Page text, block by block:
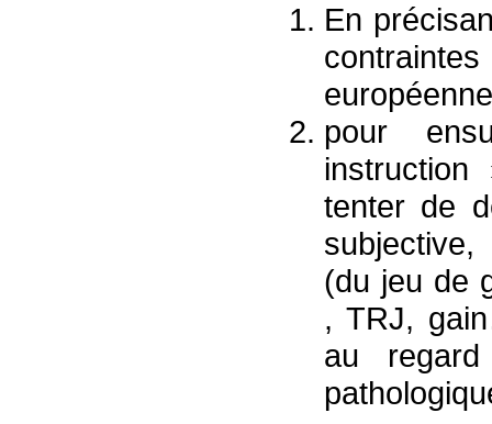
En
européenne
pour
tenter de
(du jeu de
, TRJ,
au